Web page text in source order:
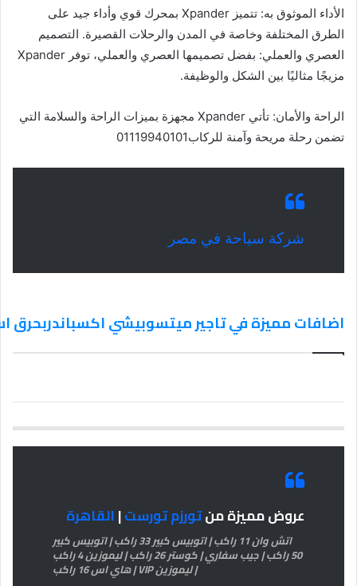
الأداء الموثوق به: تتميز Xpander بمحرك قوي وأداء جيد على
الطرق المختلفة وخاصة في المدن والرحلات القصيرة. التصميم
العصري والعملي: بفضل تصميمها العصري والعملي، توفر Xpander
مزيجًا مثاليًا بين الشكل والوظيفة.
الراحة والأمان: تأتي Xpander مجهزة بميزات الراحة والسلامة التي
تضمن رحلة مريحة وآمنة للركاب01119940101
شركة سياحة في مصر
اضافات مميزة في تاجير ميتسوبيشي اكسباندربحرق اسعار
عروض مميزة منتورزم تورست|القاهرة
اتش وان 11 راكب | اتوبيس كبير 33 راكب | اتوبيس كبير
50 راكب | جيب سفاري | كوستر 26 راكب | ليموزين 4 راكب
| ليموزين VIP | هاي اس 16 راكب